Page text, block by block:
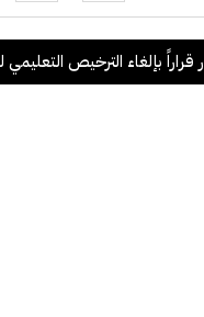
التعليمي للمدرسة